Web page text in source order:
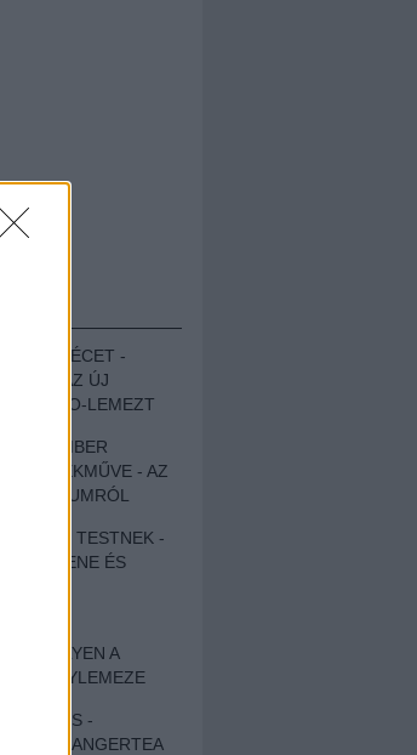
A LÉCET -
AZ ÚJ
HERO-LEMEZT
VÉNEMBER
REMEKMŰVE - AZ
ALBUMRÓL
ÉS TESTNEK -
NÉPZENE ÉS
- ILYEN A
ÚJ NAGYLEMEZE
NERVES -
MEG AZ ANGERTEA